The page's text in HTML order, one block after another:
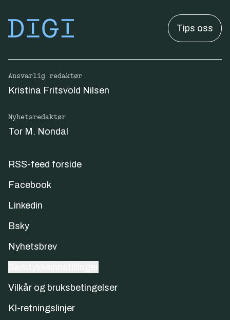
Tips oss
Ansvarlig redaktør
Kristina Fritsvold Nilsen
Nyhetsredaktør
Tor M. Nondal
RSS-feed forside
Facebook
Linkedin
Bsky
Nyhetsbrev
Vilkår og bruksbetingelser
KI-retningslinjer